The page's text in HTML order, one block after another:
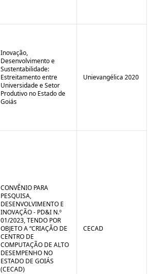
Inovação,
Desenvolvimento e
Sustentabilidade:
Estreitamento entre
Universidade e Setor
Produtivo no Estado de
Goiás
Unievangélica 2020
CONVÊNIO PARA
PESQUISA,
DESENVOLVIMENTO E
INOVAÇÃO - PD&I N.º
01/2023, TENDO POR
OBJETO A “CRIAÇÃO DE
CENTRO DE
COMPUTAÇÃO DE ALTO
DESEMPENHO NO
ESTADO DE GOIÁS
(CECAD)
CECAD